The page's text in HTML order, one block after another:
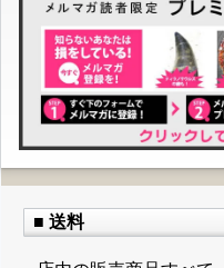
■ 送料